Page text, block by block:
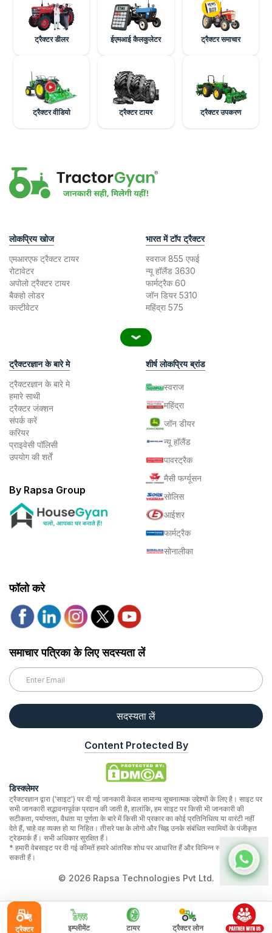
ट्रैक्टर डीलर ईएमआई कैलकुलेटर ट्रैक्टर समाचार
ट्रैक्टर वीडियो ट्रैक्टर टायर ट्रैक्टर उपकरण
ट्रैक्टर इम्प्लीमेंट टायर ट्रैक्टर लोन
लोकप्रिय खोज
एमआरएफ ट्रैक्टर टायर
रोटावेटर
अपोलो ट्रैक्टर टायर
बैकहो लोडर
कल्टीवेटर
भारत में टॉप ट्रैक्टर
स्वराज 855 एफई
न्यू हॉलैंड 3630
फार्मट्रैक 60
जॉन डियर 5310
महिंद्रा 575
ट्रैक्टरज्ञान के बारे मे
ट्रैक्टरज्ञान के बारे मे
हमारे साथी
ट्रैक्टर जंक्शन
संपर्क करें
करियर
प्राइवेसी पॉलिसी
उपयोग की शर्तें
By Rapsa Group
शीर्ष लोकप्रिय ब्रांड
स्वराज
महिंद्रा
जॉन डीयर
न्यू हॉलैंड
पावरट्रैक
मैसी फर्ग्यूसन
सोलिस
आईशर
फार्मट्रैक
सोनालीका
फॉलो करे
समाचार पत्रिका के लिए सदस्यता लें
सदस्यता लें
Content Protected By
डिस्क्लेमर
ट्रैक्टरज्ञान द्वारा ('साइट') पर दी गई जानकारी केवल सामान्य सूचनात्मक उद्देश्यों के लिए है। साइट पर
सभी जानकारी सद्भावनापूर्वक प्रदान की जाती है, हालांकि, हम साइट पर किसी भी जानकारी की
सटीकता, पर्याप्तता, वैधता या पूर्णता के बारे में किसी भी प्रकार का कोई प्रतिनिधित्व या वारंटी नहीं
देते हैं, चाहे वह व्यक्त हो या निहित। तीसरे पक्ष के लोगो और चिह्न उनके संबंधित स्वामियों के पंजीकृत
ट्रेडमार्क हैं। सभी अधिकार सुरक्षित हैं।
* हमारी वेबसाइट पर दी गई कीमतें हमारे आंतरिक शोध पर आधारित हैं और विभिन्न स्थानों पर भिन्न हो
सकती हैं।
© 2026Rapsa Technologies Pvt Ltd.